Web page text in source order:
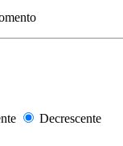
Decrescente